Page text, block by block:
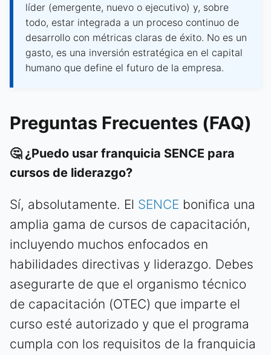
líder (emergente, nuevo o ejecutivo) y, sobre
todo, estar integrada a un proceso continuo de
desarrollo con métricas claras de éxito. No es un
gasto, es una inversión estratégica en el capital
humano que define el futuro de la empresa.
Preguntas Frecuentes (FAQ)
🤔 ¿Puedo usar franquicia SENCE para
cursos de liderazgo?
Sí, absolutamente. El SENCE bonifica una
amplia gama de cursos de capacitación,
incluyendo muchos enfocados en
habilidades directivas y liderazgo. Debes
asegurarte de que el organismo técnico
de capacitación (OTEC) que imparte el
curso esté autorizado y que el programa
cumpla con los requisitos de la franquicia